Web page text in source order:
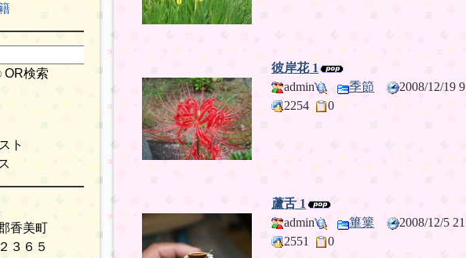
彼岸花 1
admin
季節
2008/12/19
2254
0
蘆舌 1
admin
篳篥
2008/12/5
2551
0
OR検索
ト
香美町
３６５